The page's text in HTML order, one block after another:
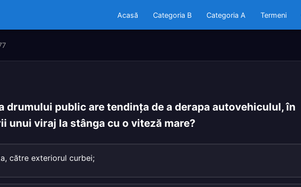
Acasă Categoria B Categoria A Termeni
drumului public are tendinţa de a derapa autovehiculul, în
unui viraj la stânga cu o viteză mare?
către exteriorul curbei;